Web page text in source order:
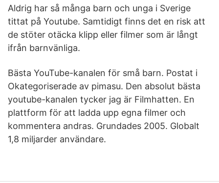
Aldrig har så många barn och unga i Sverige
tittat på Youtube. Samtidigt finns det en risk att
de stöter otäcka klipp eller filmer som är långt
ifrån barnvänliga.
Bästa YouTube-kanalen för små barn. Postat i
Okategoriserade av pimasu. Den absolut bästa
youtube-kanalen tycker jag är Filmhatten. En
plattform för att ladda upp egna filmer och
kommentera andras. Grundades 2005. Globalt
1,8 miljarder användare.